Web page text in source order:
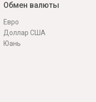
Обмен валюты
Евро
Доллар США
Юань